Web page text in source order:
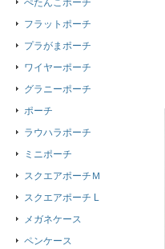
ぺたんこポーチ
フラットポーチ
プラがまポーチ
ワイヤーポーチ
グラニーポーチ
ポーチ
ラウハラポーチ
ミニポーチ
スクエアポーチＭ
スクエアポーチ L
メガネケース
ペンケース